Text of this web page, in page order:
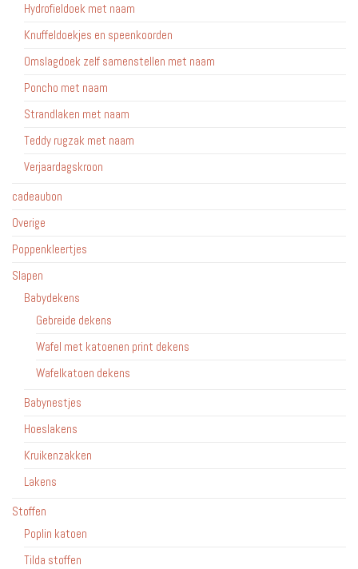
Hydrofieldoek met naam
Knuffeldoekjes en speenkoorden
Omslagdoek zelf samenstellen met naam
Poncho met naam
Strandlaken met naam
Teddy rugzak met naam
Verjaardagskroon
cadeaubon
Overige
Poppenkleertjes
Slapen
Babydekens
Gebreide dekens
Wafel met katoenen print dekens
Wafelkatoen dekens
Babynestjes
Hoeslakens
Kruikenzakken
Lakens
Stoffen
Poplin katoen
Tilda stoffen